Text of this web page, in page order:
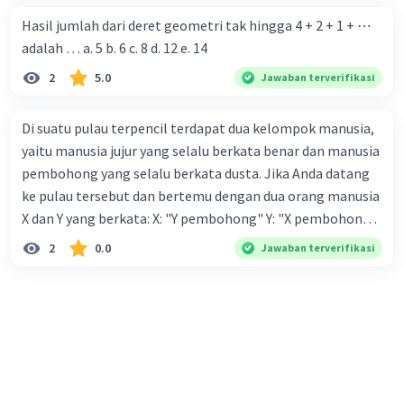
perasa dan pendiam (D) pemurung dan pendiam (E)
penolong dan pendiam
Hasil jumlah dari deret geometri tak hingga 4 + 2 + 1 + ⋯
adalah … a. 5 b. 6 c. 8 d. 12 e. 14
2 5.0 Jawaban terverifikasi
Di suatu pulau terpencil terdapat dua kelompok manusia,
yaitu manusia jujur yang selalu berkata benar dan manusia
pembohong yang selalu berkata dusta. Jika Anda datang
ke pulau tersebut dan bertemu dengan dua orang manusia
X dan Y yang berkata: X: "Y pembohong" Y: "X pembohong"
maka jenis kesimpulan yang paling benar adalah .... A. X dan
Y pembohong B. X dan Y berasal dari jenis yang berbeda C. X
2 0.0 Jawaban terverifikasi